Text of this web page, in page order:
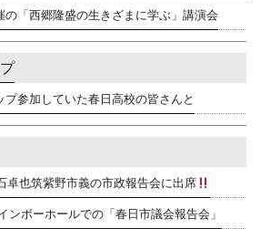
の「西郷隆盛の生きざまに学ぶ」講演会
プ参加していた春日高校の皆さんと
卓也筑紫野市義の市政報告会に出席
ンボーホールでの「春日市議会報告会」